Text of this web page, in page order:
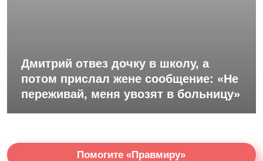
Дмитрий отвез дочку в школу, а
потом прислал жене сообщение: «Не
переживай, меня увозят в больницу»
Помогите «Правмиру»